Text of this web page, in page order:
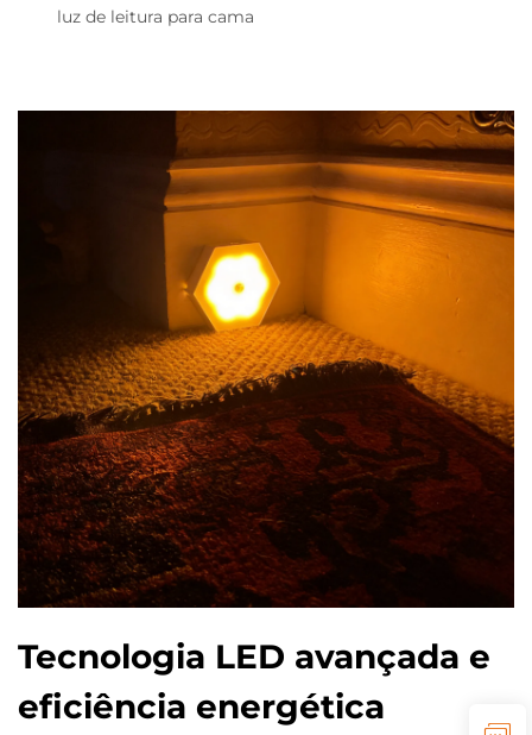
luz de leitura para cama
Tecnologia LED avançada e
eficiência energética